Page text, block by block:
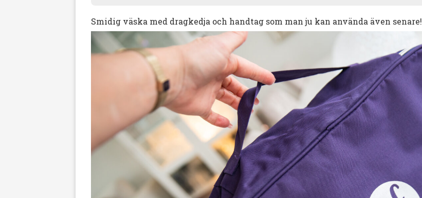
Smidig väska med dragkedja och handtag som man ju kan använda även senare!